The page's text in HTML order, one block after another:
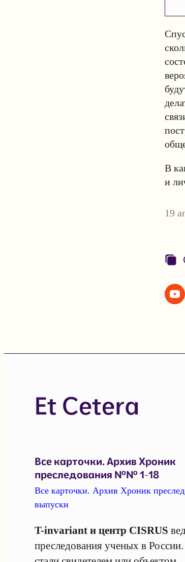
В
и
19
Et Cetera
Все карточки. Архив Хроник
преследования №№ 1-18
Все карточки. Архив Хроник
выпуски
T-invariant и центр CISRUS
преследования ученых в